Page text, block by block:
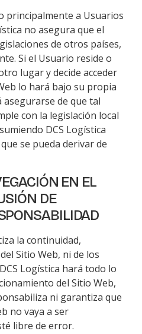
principalmente a Usuarios
no asegura que el
de otros países,
Si el Usuario reside o
lugar y decide acceder
lo hará bajo su propia
de que tal
con la legislación local
DCS Logística
se pueda derivar de
EN EL
DE
la continuidad,
Sitio Web, ni de los
DCS Logística hará todo lo
del Sitio Web,
ni garantiza que
no vaya a ser
libre de error.